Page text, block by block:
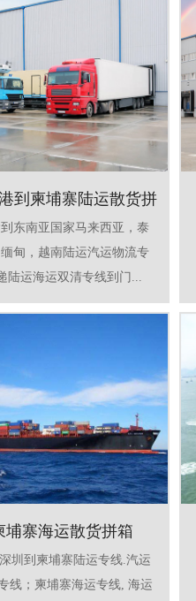
到柬埔寨陆运散货拼
东南亚国家马来西亚，泰
甸，越南陆运汽运物流专
陆运海运双清专线到门...
埔寨海运散货拼箱
圳到柬埔寨陆运专线.汽运
线；柬埔寨海运专线, 海运